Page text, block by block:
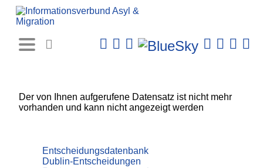
Der von Ihnen aufgerufene Datensatz ist nicht mehr
vorhanden und kann nicht angezeigt werden
Entscheidungsdatenbank
Dublin-Entscheidungen